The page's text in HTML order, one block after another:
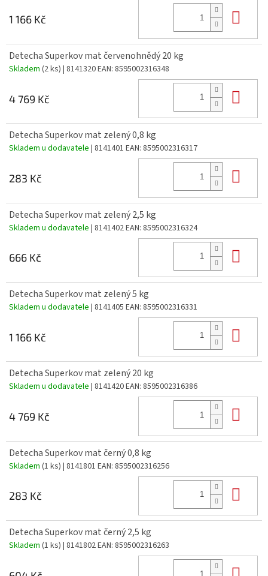
1 166 Kč
Detecha Superkov mat červenohnědý 20 kg
Skladem (2 ks) | 8141320EAN: 8595002316348
4 769 Kč
Detecha Superkov mat zelený 0,8 kg
Skladem u dodavatele | 8141401 EAN: 8595002316317
283 Kč
Detecha Superkov mat zelený 2,5 kg
Skladem u dodavatele | 8141402EAN: 8595002316324
666 Kč
Detecha Superkov mat zelený 5 kg
Skladem u dodavatele | 8141405 EAN: 8595002316331
1 166 Kč
Detecha Superkov mat zelený 20 kg
Skladem u dodavatele | 8141420EAN: 8595002316386
4 769 Kč
Detecha Superkov mat černý 0,8 kg
Skladem (1 ks) | 8141801 EAN: 8595002316256
283 Kč
Detecha Superkov mat černý 2,5 kg
Skladem (1 ks) | 8141802EAN: 8595002316263